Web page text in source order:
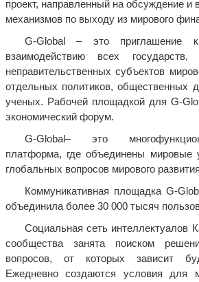
проект, направленный на обсуждение и
механизмов по выходу из мирового
G-Global – это приглашение к
взаимодействию всех государств,
неправительственных субъектов
отдельных политиков, общественных
ученых. Рабочей площадкой для G-
экономический форум.
G-Global– это
платформа, где объединены
глобальных вопросов мирового
Коммуникативная площадка G-
объединила более 30 000 тысяч
Социальная сеть интеллектуалов
сообщества занята поиском
вопросов, от которых зависит
Ежедневно создаются условия для